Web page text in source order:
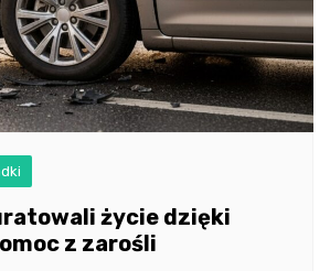
życie dzięki
z zarośli